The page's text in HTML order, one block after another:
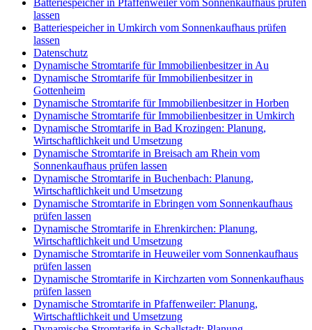
Batteriespeicher in Pfaffenweiler vom Sonnenkaufhaus prüfen
lassen
Batteriespeicher in Umkirch vom Sonnenkaufhaus prüfen
lassen
Datenschutz
Dynamische Stromtarife für Immobilienbesitzer in Au
Dynamische Stromtarife für Immobilienbesitzer in
Gottenheim
Dynamische Stromtarife für Immobilienbesitzer in Horben
Dynamische Stromtarife für Immobilienbesitzer in Umkirch
Dynamische Stromtarife in Bad Krozingen: Planung,
Wirtschaftlichkeit und Umsetzung
Dynamische Stromtarife in Breisach am Rhein vom
Sonnenkaufhaus prüfen lassen
Dynamische Stromtarife in Buchenbach: Planung,
Wirtschaftlichkeit und Umsetzung
Dynamische Stromtarife in Ebringen vom Sonnenkaufhaus
prüfen lassen
Dynamische Stromtarife in Ehrenkirchen: Planung,
Wirtschaftlichkeit und Umsetzung
Dynamische Stromtarife in Heuweiler vom Sonnenkaufhaus
prüfen lassen
Dynamische Stromtarife in Kirchzarten vom Sonnenkaufhaus
prüfen lassen
Dynamische Stromtarife in Pfaffenweiler: Planung,
Wirtschaftlichkeit und Umsetzung